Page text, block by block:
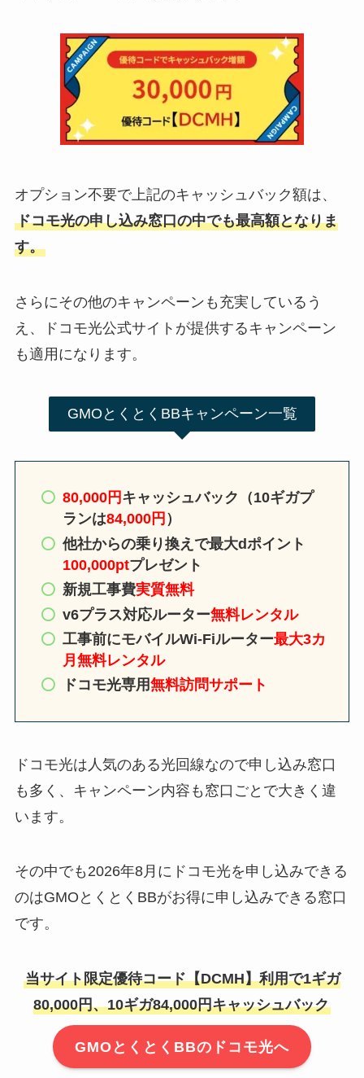
オプション不要で上記のキャッシュバック額は、
ドコモ光の申し込み窓口の中でも最高額となりま
す。
さらにその他のキャンペーンも充実しているう
え、ドコモ光公式サイトが提供するキャンペーン
も適用になります。
GMOとくとくBBキャンペーン一覧
80,000円 キャッシュバック
（10ギガプ
ランは84,000円 ）
他社からの乗り換えで最大dポイント
100,000ptプレゼント
新規工事費実質無料
v6プラス対応ルーター無料レンタル
工事前にモバイルWi-Fiルーター最大3カ
月無料レンタル
ドコモ光専用無料訪問サポート
ドコモ光は人気のある光回線なので申し込み窓口
も多く、キャンペーン内容も窓口ごとで大きく違
います。
その中でも2026年8月にドコモ光を申し込みできる
のはGMOとくとくBBがお得に申し込みできる窓口
です。
当サイト限定優待コード【DCMH】利用で1ギガ
80,000円、10ギガ84,000円キャッシュバック
GMOとくとくBBのドコモ光へ